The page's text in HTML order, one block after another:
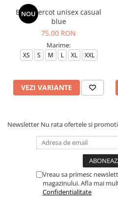
NOU
Bluza tercot unisex casual
blue
75,00 RON
Marime:
XS S M L XL XXL
VEZI VARIANTE
Newsletter Nu rata ofertele si
Vreau sa primesc
magazinului. Afla mai
Confidentialitate